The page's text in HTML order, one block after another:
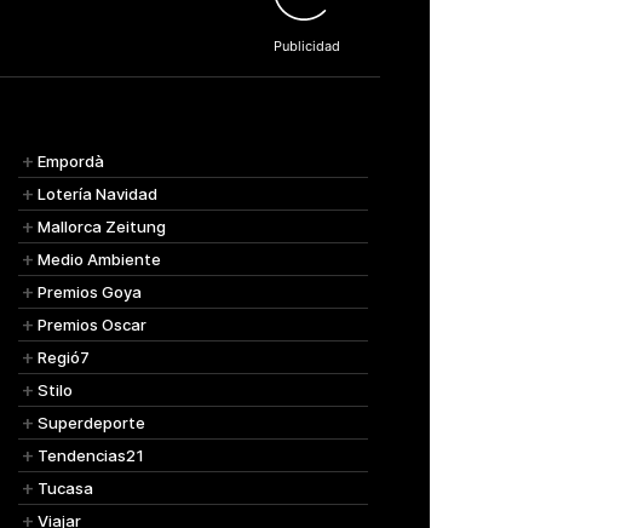
Empordà
Lotería Navidad
Mallorca Zeitung
Medio Ambiente
Premios Goya
Premios Oscar
Regió7
Stilo
Superdeporte
Tendencias21
Tucasa
Viajar